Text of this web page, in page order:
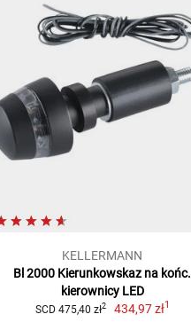
KELLERMANN
Bl 2000 Kierunkowskaz na końc.
kierownicy LED
SCD 475,40 zł2 434,97 zł1